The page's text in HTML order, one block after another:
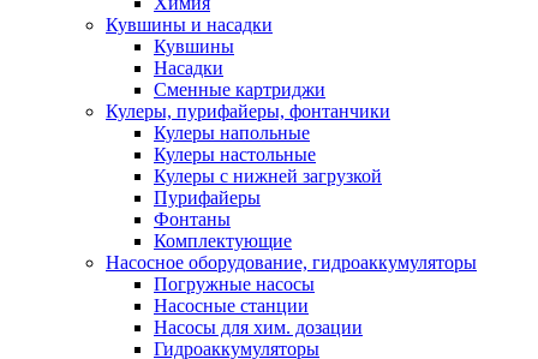
Кувшины и насадки
Кувшины
Насадки
Сменные картриджи
Кулеры, пурифайеры, фонтанчики
Кулеры напольные
Кулеры настольные
Кулеры с нижней загрузкой
Пурифайеры
Фонтаны
Комплектующие
Насосное оборудование, гидроаккумуляторы
Погружные насосы
Насосные станции
Насосы для хим. дозации
Гидроаккумуляторы